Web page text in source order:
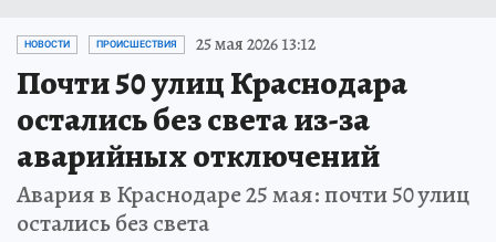
НОВОСТИ ПРОИСШЕСТВИЯ 25 мая 2026 13:12
Почти 50 улиц Краснодара
остались без света из-за
аварийных отключений
Авария в Краснодаре 25 мая: почти 50 улиц
остались без света